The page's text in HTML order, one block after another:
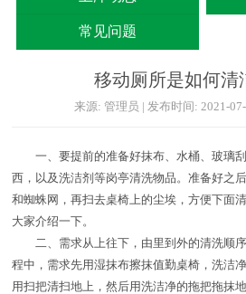
常见问题
移动厕所是如何清
来源: 管理员 | 发布时间: 2021-
一、要提前的准备好抹布、水桶、玻璃刮
西，以及洗洁剂等岗亭清洗物品。准备好之
和蜘蛛网，再扫去桌椅上的尘埃，方便下面
大家介绍一下。
二、需求从上往下，由里到外的清洗顺序
程中，需求先用湿抹布擦抹值勤桌椅，洗洁
用扫把清扫地上，然后用洗洁净的拖把拖抹